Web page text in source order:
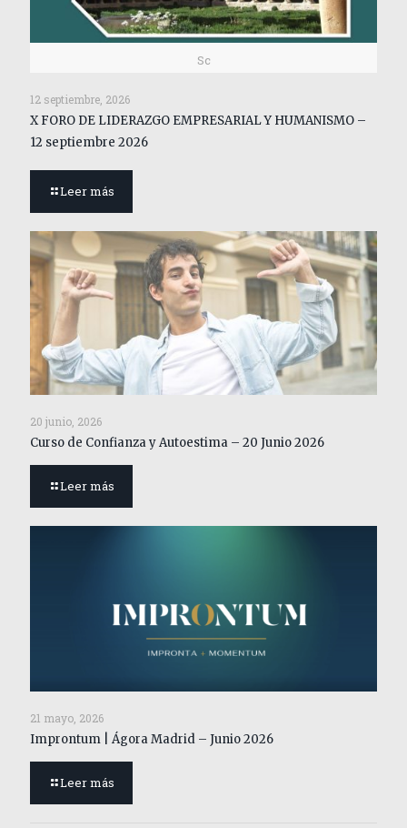
Sc
12 septiembre, 2026
X FORO DE LIDERAZGO EMPRESARIAL Y HUMANISMO –
12 septiembre 2026
Leer más
20 junio, 2026
Curso de Confianza y Autoestima – 20 Junio 2026
Leer más
21 mayo, 2026
Improntum | Ágora Madrid – Junio 2026
Leer más